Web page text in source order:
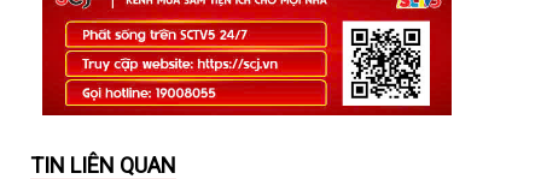
TIN LIÊN QUAN